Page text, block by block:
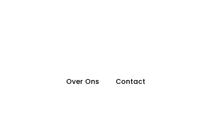
Over Ons Contact